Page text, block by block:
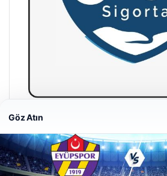
Hastaş Beton
26/05/2026
Göz Atın